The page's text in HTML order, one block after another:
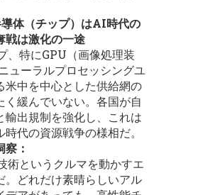
導体（チップ）はAI時代の
戦は激化の一途
、特にGPU（画像処理装
ューラルプロセッシングユ
米中を中心とした供給網の
く緩んでいない。各国が自
輸出規制を強化し、これは
代の資源戦争の様相だ。
：
術というクルマを動かすエ
。どれだけ素晴らしいアル